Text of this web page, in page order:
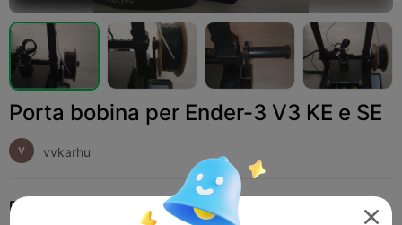
Porta bobina per Ender-3 V3 KE e SE
vvkarhu
Print Settings (3) Add Stampanti 3D
